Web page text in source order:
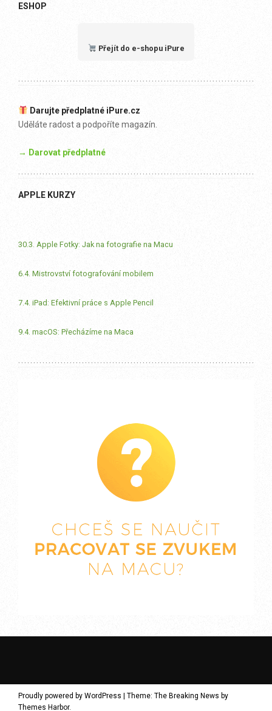
ESHOP
Přejít do e-shopu iPure
Darujte předplatné iPure.cz
Uděláte radost a podpoříte magazín.
→ Darovat předplatné
APPLE KURZY
30.3. Apple Fotky: Jak na fotografie na Macu
6.4. Mistrovství fotografování mobilem
7.4. iPad: Efektivní práce s Apple Pencil
9.4. macOS: Přecházíme na Maca
Proudly powered by WordPress | Theme: The Breaking News by
Themes Harbor.